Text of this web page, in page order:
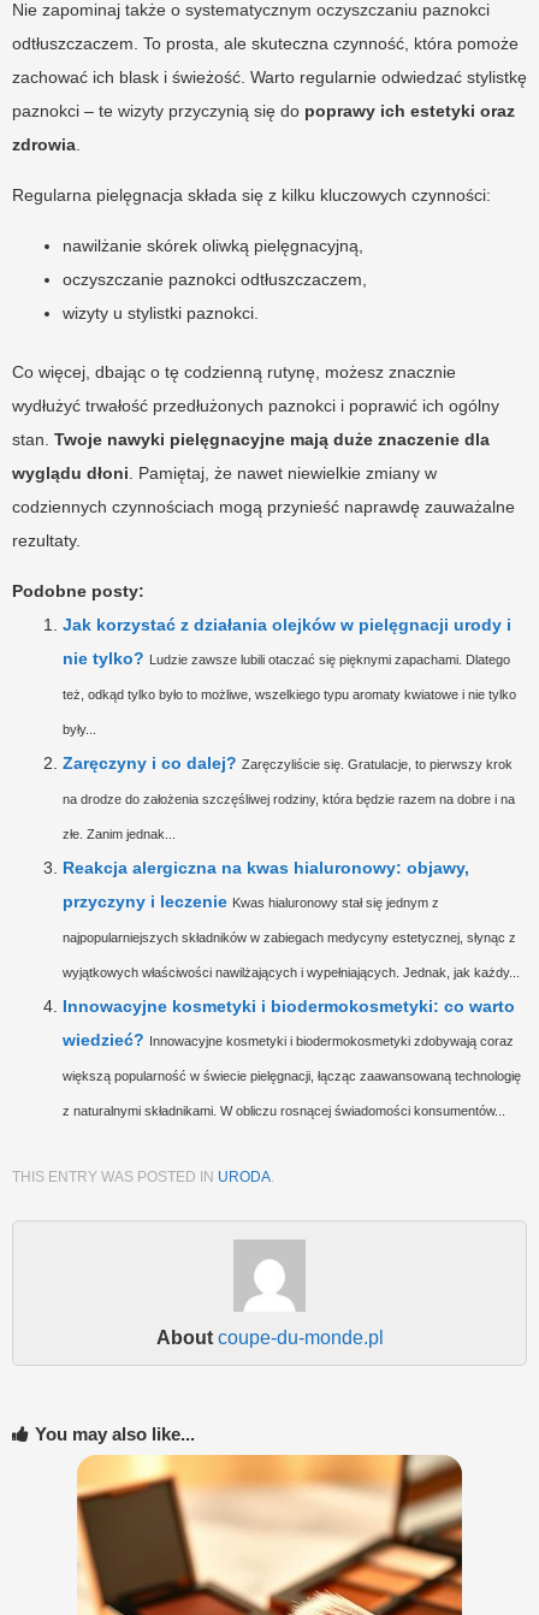
Nie zapominaj także o systematycznym oczyszczaniu paznokci
odtłuszczaczem. To prosta, ale skuteczna czynność, która pomoże
zachować ich blask i świeżość. Warto regularnie odwiedzać stylistkę
paznokci – te wizyty przyczynią się do poprawy ich estetyki oraz
zdrowia
Regularna pielęgnacja składa się z kilku kluczowych czynności:
nawilżanie skórek oliwką pielęgnacyjną,
oczyszczanie paznokci odtłuszczaczem,
wizyty u stylistki paznokci.
Co więcej, dbając o tę codzienną rutynę, możesz znacznie
wydłużyć trwałość przedłużonych paznokci i poprawić ich ogólny
stan. Twoje nawyki pielęgnacyjne mają duże znaczenie dla
wyglądu dłoni . Pamiętaj, że nawet niewielkie zmiany w
codziennych czynnościach mogą przynieść naprawdę zauważalne
rezultaty.
Podobne posty:
Jak korzystać z działania olejków w pielęgnacji urody i
nie tylko? Ludzie zawsze lubili otaczać się pięknymi zapachami. Dlatego
też, odkąd tylko było to możliwe, wszelkiego typu aromaty kwiatowe i nie tylko
były...
Zaręczyny i co dalej? Zaręczyliście się. Gratulacje, to pierwszy krok
na drodze do założenia szczęśliwej rodziny, która będzie razem na dobre i na
złe. Zanim jednak...
Reakcja alergiczna na kwas hialuronowy: objawy,
przyczyny i leczenie Kwas hialuronowy stał się jednym z
najpopularniejszych składników w zabiegach medycyny estetycznej, słynąc z
wyjątkowych właściwości nawilżających i wypełniających. Jednak, jak każdy...
Innowacyjne kosmetyki i biodermokosmetyki: co warto
wiedzieć? Innowacyjne kosmetyki i biodermokosmetyki zdobywają coraz
większą popularność w świecie pielęgnacji, łącząc zaawansowaną technologię
z naturalnymi składnikami. W obliczu rosnącej świadomości konsumentów...
THIS ENTRY WAS POSTED IN URODA
About coupe-du-monde.pl
You may also like...